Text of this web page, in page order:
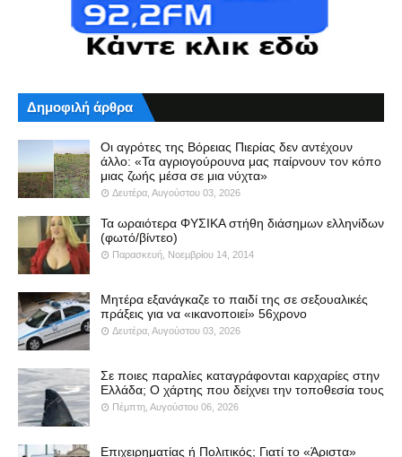
Δημοφιλή άρθρα
Οι αγρότες της Βόρειας Πιερίας δεν αντέχουν
άλλο: «Τα αγριογούρουνα μας παίρνουν τον κόπο
μιας ζωής μέσα σε μια νύχτα»
Δευτέρα, Αυγούστου 03, 2026
Τα ωραιότερα ΦΥΣΙΚΑ στήθη διάσημων ελληνίδων
(φωτό/βίντεο)
Παρασκευή, Νοεμβρίου 14, 2014
Μητέρα εξανάγκαζε το παιδί της σε σεξουαλικές
πράξεις για να «ικανοποιεί» 56χρονο
Δευτέρα, Αυγούστου 03, 2026
Σε ποιες παραλίες καταγράφονται καρχαρίες στην
Ελλάδα; Ο χάρτης που δείχνει την τοποθεσία τους
Πέμπτη, Αυγούστου 06, 2026
Επιχειρηματίας ή Πολιτικός; Γιατί το «Άριστα»